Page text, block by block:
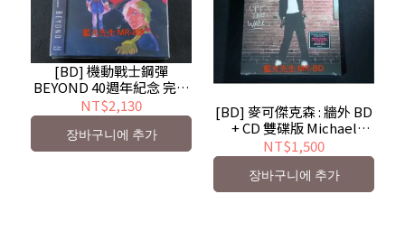
[BD] 機動戰士鋼彈
BEYOND 40週年紀念 完全
生産限定盤 THE ORIGIN
BD+2CD 三碟特別版
NT$2,130
장바구니에 추가
[BD] 麥可傑克森 : 牆外 BD
+ CD 雙碟版 Michael
Jackson : Off The Wall
NT$1,500
장바구니에 추가